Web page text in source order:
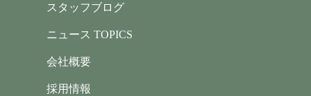
スタッフブログ
ニュース TOPICS
会社概要
採用情報